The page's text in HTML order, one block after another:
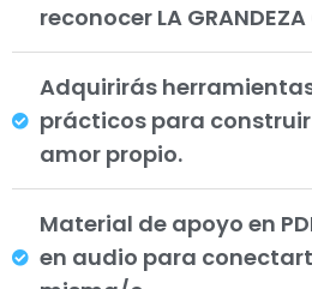
reconocer LA GRANDEZA
Adquirirás
prácticos para
amor propio.
Material de apoyo en
en audio para